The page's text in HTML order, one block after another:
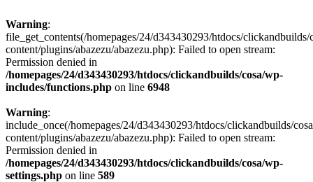
Warning:
file_get_contents(/homepages/24/d343430293/htdocs/clickandbuilds/
content/plugins/abazezu/abazezu.php): Failed to open stream:
Permission denied in
/homepages/24/d343430293/htdocs/clickandbuilds/cosa/wp-
includes/functions.php on line 6948
Warning:
include_once(/homepages/24/d343430293/htdocs/clickandbuilds/
content/plugins/abazezu/abazezu.php): Failed to open stream:
Permission denied in
/homepages/24/d343430293/htdocs/clickandbuilds/cosa/wp-
settings.php on line 589